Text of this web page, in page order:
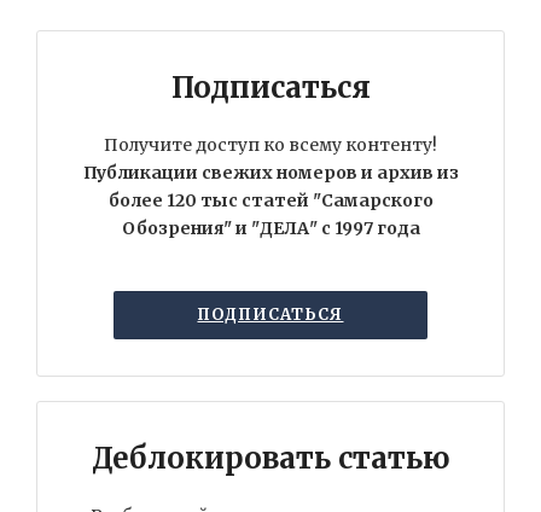
Подписаться
Получите доступ ко всему контенту!
Публикации свежих номеров и архив из
более 120 тыс статей "Самарского
Обозрения" и "ДЕЛА" с 1997 года
ПОДПИСАТЬСЯ
Деблокировать статью